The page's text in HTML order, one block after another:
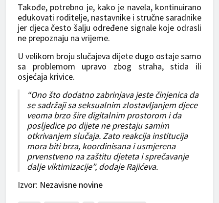
Takođe, potrebno je, kako je navela, kontinuirano
edukovati roditelje, nastavnike i stručne saradnike
jer djeca često šalju određene signale koje odrasli
ne prepoznaju na vrijeme.
U velikom broju slučajeva dijete dugo ostaje samo
sa problemom upravo zbog straha, stida ili
osjećaja krivice.
“Ono što dodatno zabrinjava jeste činjenica da
se sadržaji sa seksualnim zlostavljanjem djece
veoma brzo šire digitalnim prostorom i da
posljedice po dijete ne prestaju samim
otkrivanjem slučaja. Zato reakcija institucija
mora biti brza, koordinisana i usmjerena
prvenstveno na zaštitu djeteta i sprečavanje
dalje viktimizacije”, dodaje Rajićeva.
Izvor: Nezavisne novine